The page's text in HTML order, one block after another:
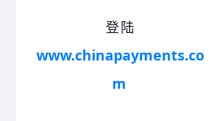
登陆
www.chinapayments.co
m